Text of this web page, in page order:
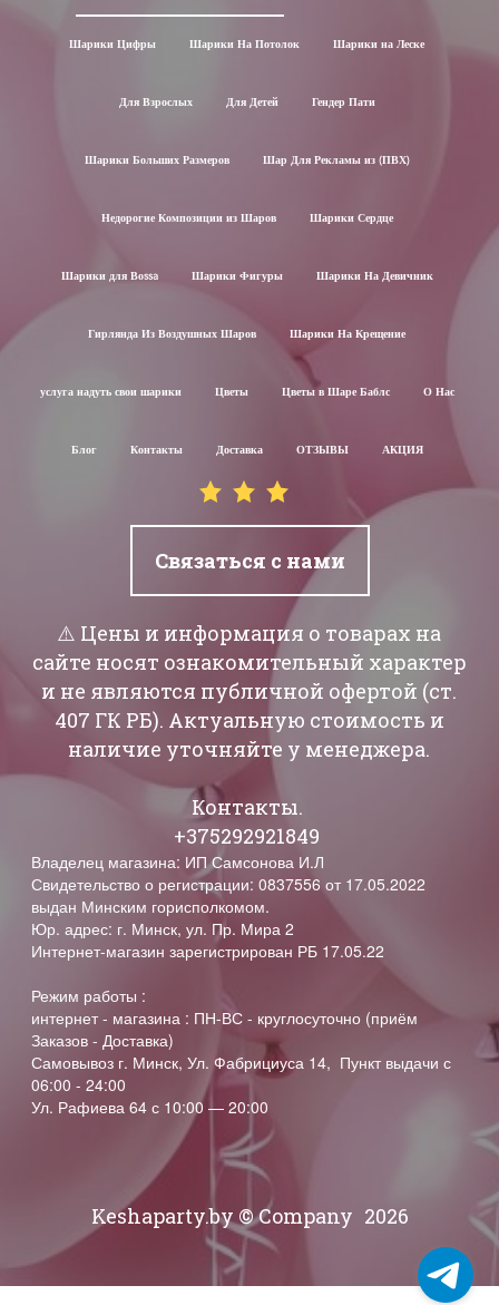
Шарики Цифры Шарики На Потолок Шарики на Леске
Для Взрослых Для Детей Гендер Пати
Шарики Больших Размеров Шар Для Рекламы из (ПВХ)
Недорогие Композиции из Шаров Шарики Сердце
Шарики для Воssa Шарики Фигуры Шарики На Девичник
Гирлянда Из Воздушных Шаров Шарики На Крещение
услуга надуть свои шарики Цветы Цветы в Шаре Баблс О Нас
Блог Контакты Доставка ОТЗЫВЫ АКЦИЯ
Связаться с нами
⚠️ Цены и информация о товарах на
сайте носят ознакомительный характер
и не являются публичной офертой (ст.
407 ГК РБ). Актуальную стоимость и
наличие уточняйте у менеджера.
Контакты.
+375292921849
Владелец магазина: ИП Самсонова И.Л
Свидетельство о регистрации: 0837556 от 17.05.2022
выдан Минским горисполкомом.
Юр. адрес: г. Минск, ул. Пр. Мира 2
Интернет-магазин зарегистрирован РБ 17.05.22
Режим работы :
интернет - магазина : ПН-ВС - круглосуточно (приём
Заказов - Доставка)
Самовывоз г. Минск, Ул. Фабрициуса 14, Пункт выдачи с
06:00 - 24:00
Ул. Рафиева 64 с 10:00 — 20:00
Keshaparty.by © Company 2026